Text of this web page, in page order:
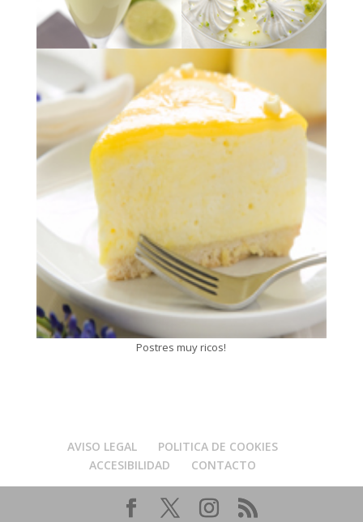
Postres muy ricos!
AVISO LEGAL
POLITICA DE COOKIES
ACCESIBILIDAD
CONTACTO